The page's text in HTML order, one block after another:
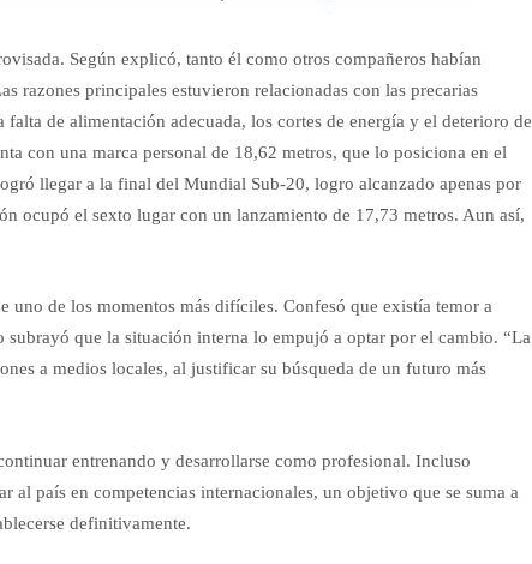
Según explicó, tanto él como otros compañeros habían
razones principales estuvieron relacionadas con las precarias
de alimentación adecuada, los cortes de energía y el deterioro de
con una marca personal de 18,62 metros, que lo posiciona en el
llegar a la final del Mundial Sub-20, logro alcanzado apenas por
ocupó el sexto lugar con un lanzamiento de 17,73 metros. Aun así,
uno de los momentos más difíciles. Confesó que existía temor a
subrayó que la situación interna lo empujó a optar por el cambio. “La
a medios locales, al justificar su búsqueda de un futuro más
entrenando y desarrollarse como profesional. Incluso
al país en competencias internacionales, un objetivo que se suma a
definitivamente.